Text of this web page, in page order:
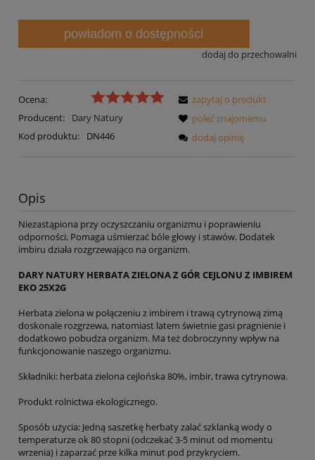
powiadom o dostępności
dodaj do przechowalni
Ocena:
Producent:
Dary Natury
Kod produktu:
DN446
zapytaj o produkt
poleć znajomemu
dodaj opinię
Opis
Niezastąpiona przy oczyszczaniu organizmu i poprawieniu
odporności. Pomaga uśmierzać bóle głowy i stawów. Dodatek
imbiru działa rozgrzewająco na organizm.
DARY NATURY HERBATA ZIELONA Z GÓR CEJLONU Z IMBIREM
EKO 25X2G
Herbata zielona w połączeniu z imbirem i trawą cytrynową zimą
doskonale rozgrzewa, natomiast latem świetnie gasi pragnienie i
dodatkowo pobudza organizm. Ma też dobroczynny wpływ na
funkcjonowanie naszego organizmu.
Składniki: herbata zielona cejlońska 80%, imbir, trawa cytrynowa.
Produkt rolnictwa ekologicznego.
Sposób użycia: Jedną saszetkę herbaty zalać szklanką wody o
temperaturze ok 80 stopni (odczekać 3-5 minut od momentu
wrzenia) i zaparzać prze kilka minut pod przykryciem.